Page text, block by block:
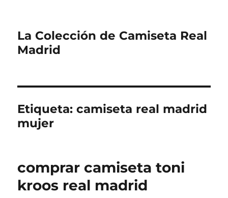
La Colección de Camiseta Real
Madrid
Etiqueta:camiseta real madrid
mujer
comprar camiseta toni
kroos real madrid